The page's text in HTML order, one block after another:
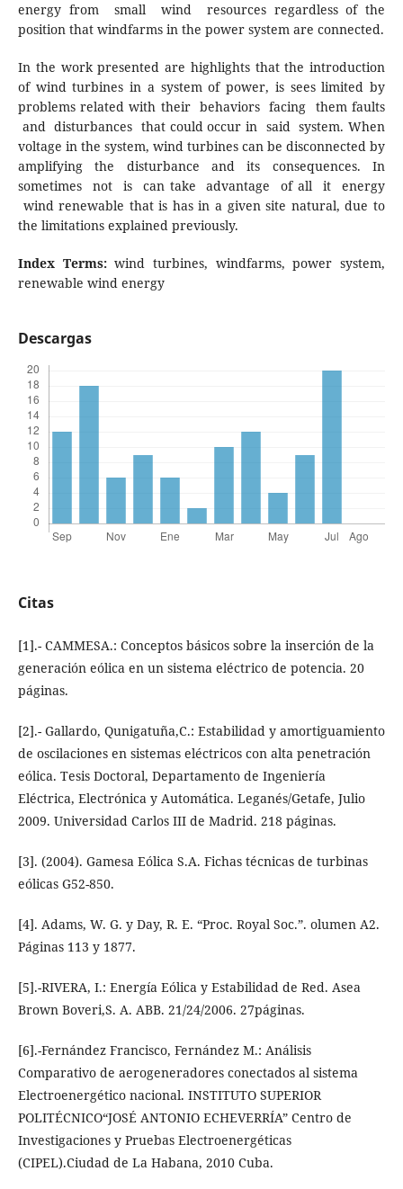
energy from small wind resources regardless of the
position that windfarms in the power system are connected.
In the work presented are highlights that the introduction
of wind turbines in a system of power, is sees limited by
problems related with their behaviors facing them faults
and disturbances that could occur in said system. When
voltage in the system, wind turbines can be disconnected by
amplifying the disturbance and its consequences. In
sometimes not is can take advantage of all it energy
wind renewable that is has in a given site natural, due to
the limitations explained previously.
Index Terms: wind turbines, windfarms, power system,
renewable wind energy
Descargas
Citas
[1].- CAMMESA.: Conceptos básicos sobre la inserción de la
generación eólica en un sistema eléctrico de potencia. 20
páginas.
[2].- Gallardo, Qunigatuña,C.: Estabilidad y amortiguamiento
de oscilaciones en sistemas eléctricos con alta penetración
eólica. Tesis Doctoral, Departamento de Ingeniería
Eléctrica, Electrónica y Automática. Leganés/Getafe, Julio
2009. Universidad Carlos III de Madrid. 218 páginas.
[3]. (2004). Gamesa Eólica S.A. Fichas técnicas de turbinas
eólicas G52-850.
[4]. Adams, W. G. y Day, R. E. “Proc. Royal Soc.”. olumen A2.
Páginas 113 y 1877.
[5].-RIVERA, I.: Energía Eólica y Estabilidad de Red. Asea
Brown Boveri,S. A. ABB. 21/24/2006. 27páginas.
[6].-Fernández Francisco, Fernández M.: Análisis
Comparativo de aerogeneradores conectados al sistema
Electroenergético nacional. INSTITUTO SUPERIOR
POLITÉCNICO“JOSÉ ANTONIO ECHEVERRÍA” Centro de
Investigaciones y Pruebas Electroenergéticas
(CIPEL).Ciudad de La Habana, 2010 Cuba.